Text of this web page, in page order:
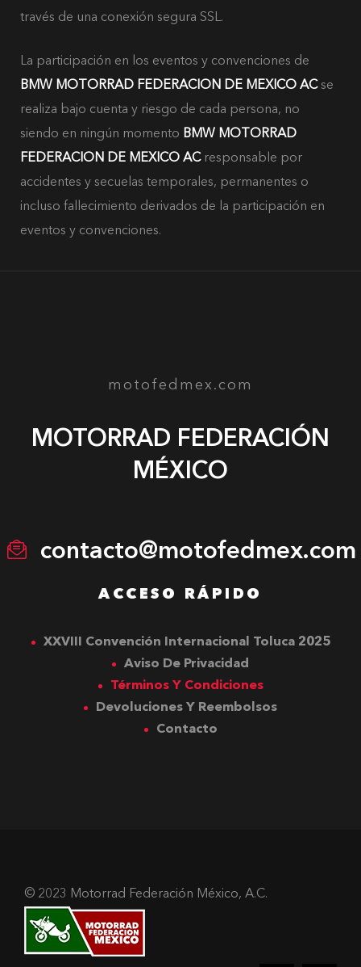
través de una conexión segura SSL.
La participación en los eventos y convenciones de
BMW MOTORRAD FEDERACION DE MEXICO ACse
realiza bajo cuenta y riesgo de cada persona, no
siendo en ningún momento BMW MOTORRAD
FEDERACION DE MEXICO ACresponsable por
accidentes y secuelas temporales, permanentes o
incluso fallecimiento derivados de la participación en
eventos y convenciones.
motofedmex.com
MOTORRAD FEDERACIÓN
MÉXICO
contacto@motofedmex.com
ACCESO RÁPIDO
XXVIII Convención Internacional Toluca 2025
Aviso De Privacidad
Términos Y Condiciones
Devoluciones Y Reembolsos
Contacto
© 2023 Motorrad Federación México, A.C.